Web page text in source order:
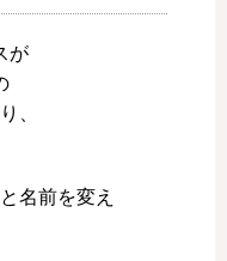
が
、
と名前を変え